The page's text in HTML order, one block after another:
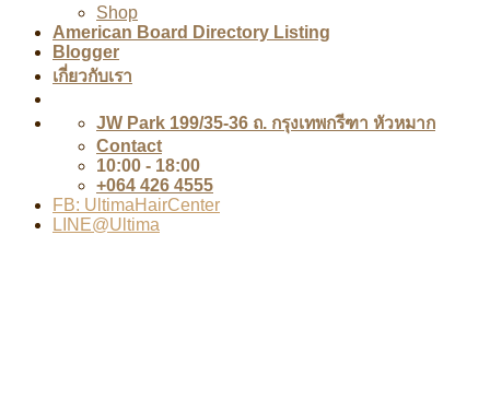
Shop
American Board Directory Listing
Blogger
เกี่ยวกับเรา
JW Park 199/35-36 ถ. กรุงเทพกรีฑา หัวหมาก
Contact
10:00 - 18:00
+064 426 4555
FB: UltimaHairCenter
LINE@Ultima